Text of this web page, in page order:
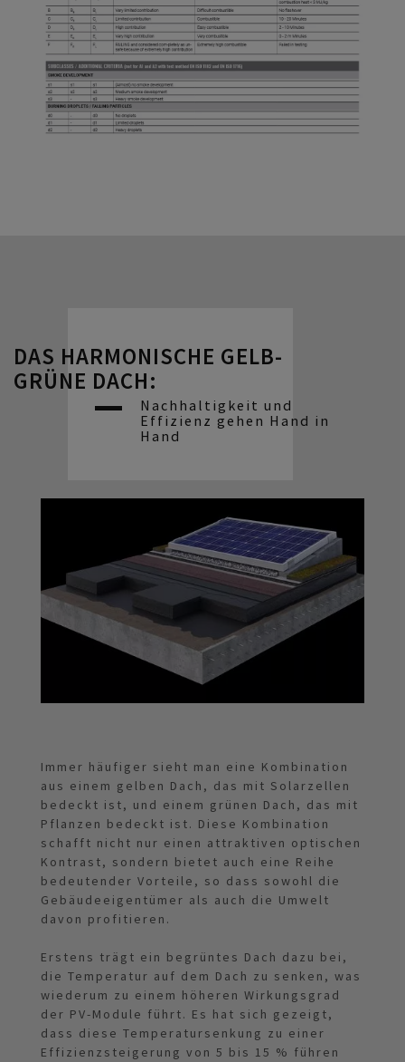
DAS HARMONISCHE GELB-
GRÜNE DACH:
Nachhaltigkeit und
Effizienz gehen Hand in
Hand
Immer häufiger sieht man eine Kombination
aus einem gelben Dach, das mit Solarzellen
bedeckt ist, und einem grünen Dach, das mit
Pflanzen bedeckt ist. Diese Kombination
schafft nicht nur einen attraktiven optischen
Kontrast, sondern bietet auch eine Reihe
bedeutender Vorteile, so dass sowohl die
Gebäudeeigentümer als auch die Umwelt
davon profitieren.
Erstens trägt ein begrüntes Dach dazu bei,
die Temperatur auf dem Dach zu senken, was
wiederum zu einem höheren Wirkungsgrad
der PV-Module führt. Es hat sich gezeigt,
dass diese Temperatursenkung zu einer
Effizienzsteigerung von 5 bis 15 % führen